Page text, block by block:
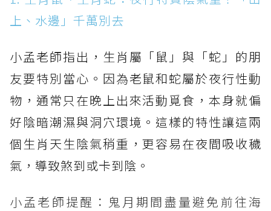
上、水邊」千萬別去
小孟老師指出，生肖屬「鼠」與「蛇」的朋
友要特別當心。因為老鼠和蛇屬於夜行性動
物，通常只在晚上出來活動覓食，本身就偏
好陰暗潮濕與洞穴環境。這樣的特性讓這兩
個生肖天生陰氣稍重，更容易在夜間吸收穢
氣，導致煞到或卡到陰。
小孟老師提醒：鬼月期間盡量避免前往海